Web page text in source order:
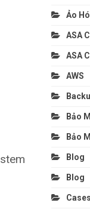
Ảo
ASA
ASA
AWS
Bảo
Bảo
Blog
Blog
Cases